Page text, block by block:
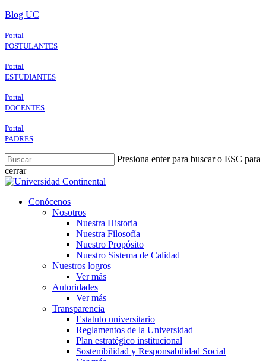
Skip
main
content
Blog UC
Portal
POSTULANTES
Portal
ESTUDIANTES
Portal
DOCENTES
Portal
PADRES
Presiona enter para buscar o ESC para
cerrar
Close
search
Menu
Conócenos
Nosotros
Nuestra Historia
Nuestra Filosofía
Nuestro Propósito
Nuestro Sistema de Calidad
Nuestros logros
Ver más
Autoridades
Ver más
Transparencia
Estatuto universitario
Reglamentos de la Universidad
Plan estratégico institucional
Sostenibilidad y Responsabilidad Social